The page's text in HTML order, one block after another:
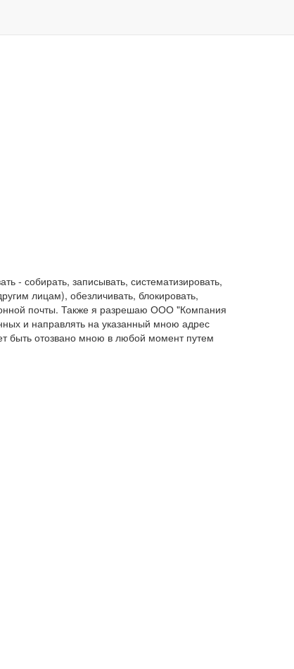
собирать, записывать, систематизировать,
лицам), обезличивать, блокировать,
почты. Также я разрешаю ООО "Компания
и направлять на указанный мною адрес
быть отозвано мною в любой момент путем